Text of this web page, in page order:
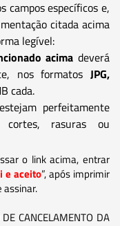
campos específicos e,
citada acima
legível:
acima deverá
nos formatos JPG,
cada.
estejam perfeitamente
cortes, rasuras ou
o link acima, entrar
e aceito”, após imprimir
CANCELAMENTO DA